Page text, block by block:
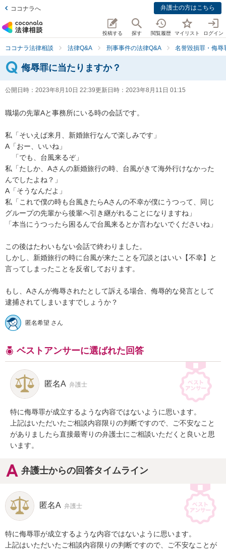
ココナラへ 弁護士の方はこちら
投稿する 探す 閲覧履歴 マイリスト ログイン
ココナラ法律相談 法律Q&A 刑事事件の法律Q&A 名誉毀損罪・侮辱
侮辱罪に当たりますか？
公開日時： 2023年8月10日 22:39更新日時： 2023年8月11日 01:15
職場の先輩Aと事務所にいる時の会話です。
私「そいえば来月、新婚旅行なんで楽しみです」
A「おー、いいね」
「でも、台風来るぞ」
私「たしか、Aさんの新婚旅行の時、台風がきて海外行けなかった
んでしたよね？」
A「そうなんだよ」
私「これで僕の時も台風きたらAさんの不幸が僕にうつって、同じ
グループの先輩から後輩へ引き継がれることになりますね」
「本当にうつったら困るんで台風来るとか言わないでくださいね」
この後はたわいもない会話で終わりました。
しかし、新婚旅行の時に台風が来たことを冗談とはいい【不幸】と
言ってしまったことを反省しております。
もし、Aさんが侮辱されたとして訴える場合、侮辱的な発言として
逮捕されてしまいますでしょうか？
匿名希望 さん
ベストアンサーに選ばれた回答
匿名A 弁護士
特に侮辱罪が成立するような内容ではないように思います。
上記はいただいたご相談内容限りの判断ですので、ご不安なこと
がありましたら直接最寄りの弁護士にご相談いただくと良いと思
います。
弁護士からの回答タイムライン
匿名A 弁護士
特に侮辱罪が成立するような内容ではないように思います。
上記はいただいたご相談内容限りの判断ですので、ご不安なことが